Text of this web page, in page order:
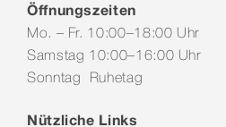
Öffnungszeiten
Mo. – Fr. 10:00–18:00 Uhr
Samstag 10:00–16:00 Uhr
Sonntag Ruhetag
Nützliche Links